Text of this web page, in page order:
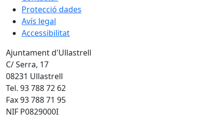
Protecció dades
Avís legal
Accessibilitat
Ajuntament d'Ullastrell
C/ Serra, 17
08231 Ullastrell
Tel. 93 788 72 62
Fax 93 788 71 95
NIF P0829000I